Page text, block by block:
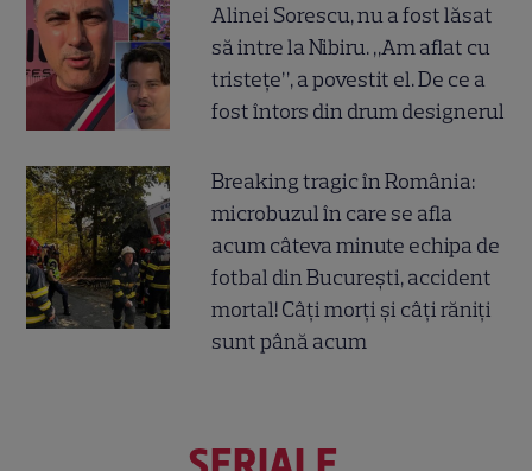
Alinei Sorescu, nu a fost lăsat
să intre la Nibiru. „Am aflat cu
tristețe”, a povestit el. De ce a
fost întors din drum designerul
Breaking tragic în România:
microbuzul în care se afla
acum câteva minute echipa de
fotbal din București, accident
mortal! Câți morți și câți răniți
sunt până acum